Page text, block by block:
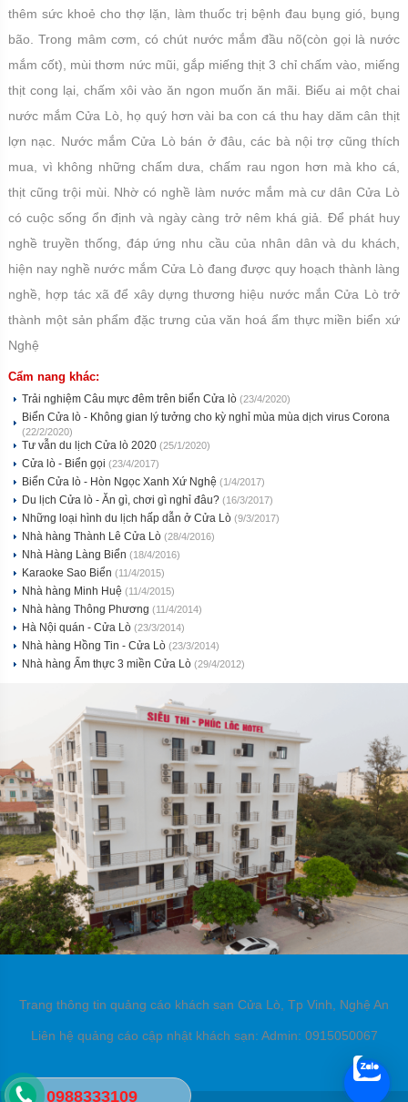
thêm sức khoẻ cho thợ lặn, làm thuốc trị bệnh đau bụng gió, bụng
bão. Trong mâm cơm, có chút nước mắm đầu nõ(còn gọi là nước
mắm cốt), mùi thơm nức mũi, gắp miếng thịt 3 chỉ chấm vào, miếng
thịt cong lại, chấm xôi vào ăn ngon muốn ăn mãi. Biếu ai một chai
nước mắm Cửa Lò, họ quý hơn vài ba con cá thu hay dăm cân thịt
lợn nạc. Nước mắm Cửa Lò bán ở đâu, các bà nội trợ cũng thích
mua, vì không những chấm dưa, chấm rau ngon hơn mà kho cá,
thịt cũng trội mùi. Nhờ có nghề làm nước mắm mà cư dân Cửa Lò
có cuộc sống ổn định và ngày càng trở nêm khá giả. Để phát huy
nghề truyền thống, đáp ứng nhu cầu của nhân dân và du khách,
hiện nay nghề nước mắm Cửa Lò đang được quy hoạch thành làng
nghề, hợp tác xã để xây dựng thương hiệu nước mắn Cửa Lò trở
thành một sản phẩm đặc trưng của văn hoá ẩm thực miền biển xứ
Nghệ
Cẩm nang khác:
Trải nghiệm Câu mực đêm trên biển Cửa lò (23/4/2020)
Biển Cửa lò - Không gian lý tưởng cho kỳ nghỉ mùa mùa dịch virus Corona
(22/2/2020)
Tư vẫn du lịch Cửa lò 2020 (25/1/2020)
Cửa lò - Biển gọi (23/4/2017)
Biển Cửa lò - Hòn Ngọc Xanh Xứ Nghệ (1/4/2017)
Du lịch Cửa lò - Ăn gì, chơi gì nghỉ đâu? (16/3/2017)
Những loại hình du lịch hấp dẫn ở Cửa Lò (9/3/2017)
Nhà hàng Thành Lê Cửa Lò (28/4/2016)
Nhà Hàng Làng Biển (18/4/2016)
Karaoke Sao Biển (11/4/2015)
Nhà hàng Minh Huệ (11/4/2015)
Nhà hàng Thông Phương (11/4/2014)
Hà Nội quán - Cửa Lò (23/3/2014)
Nhà hàng Hồng Tin - Cửa Lò (23/3/2014)
Nhà hàng Ẩm thực 3 miền Cửa Lò (29/4/2012)
Trang thông tin quảng cáo khách sạn Cửa Lò, Tp Vinh, Nghệ An
Liên hệ quảng cáo cập nhật khách sạn: Admin: 0915050067
0988333109